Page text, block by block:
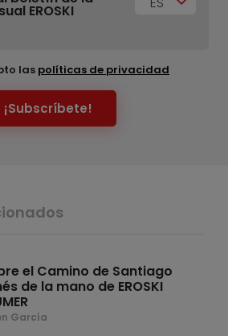
EROSKI
las políticas de privacidad
¡Subscríbete!
el Camino de Santiago
de la mano de EROSKI
García